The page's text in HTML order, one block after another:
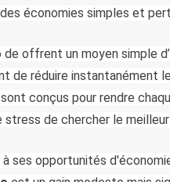
économies simples et
de offrent un moyen simple
réduire instantanément le
conçus pour rendre
stress de chercher le meilleur
ses opportunités